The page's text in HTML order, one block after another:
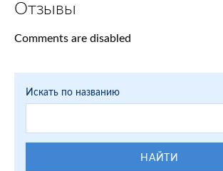
Отзывы
Comments are disabled
Искать по названию
НАЙТИ